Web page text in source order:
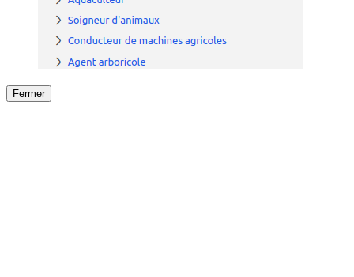
Fermer